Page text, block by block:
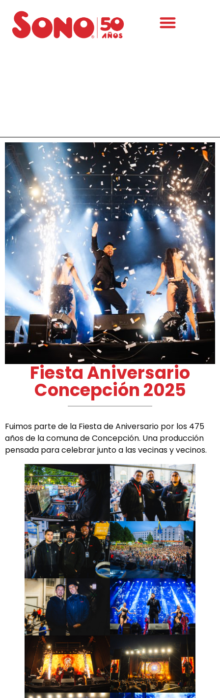
Fiesta Aniversario
Concepción 2025
Fuimos parte de la Fiesta de Aniversario por los 475
años de la comuna de Concepción. Una producción
pensada para celebrar junto a las vecinas y vecinos.